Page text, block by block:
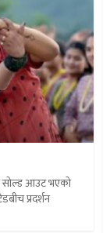
सोल्ड आउट भएको
प्रदर्शन